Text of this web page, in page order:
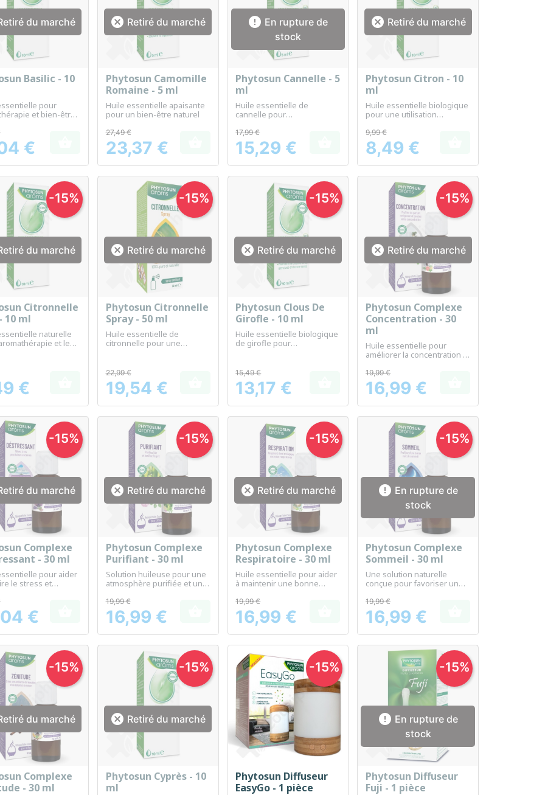
du marché
Aperçu rapide
Basilic - 10
pour
et bien-être
€
 Retiré du marché
Aperçu rapide
Phytosun Camomille
Romaine - 5 ml
Huile essentielle apaisante
pour un bien-être naturel
Prix
27,49 €
23,37 €
 En rupture de
stock
Aperçu rapide
Phytosun Cannelle - 5
ml
Huile essentielle de
cannelle pour
Prix
17,99 €
15,29 €
 Retiré du marché
Aperçu rapide
Phytosun Citron - 10
ml
Huile essentielle biologique
pour une utilisation
aromathérapie
Prix
9,99 €
8,49 €
du marché
Aperçu rapide
Citronnelle
10 ml
naturelle
et le
€
-15%
 Retiré du marché
Aperçu rapide
Phytosun Citronnelle
Spray - 50 ml
Huile essentielle de
citronnelle pour une
Prix
22,99 €
19,54 €
-15%
 Retiré du marché
Aperçu rapide
Phytosun Clous De
Girofle - 10 ml
Huile essentielle biologique
de girofle pour
Prix
15,49 €
13,17 €
-15%
 Retiré du marché
Aperçu rapide
Phytosun Complexe
Concentration - 30
ml
Huile essentielle pour
améliorer la concentration et
Prix
19,99 €
16,99 €
-15%
du marché
Aperçu rapide
Complexe
- 30 ml
pour aider
le stress et
€
-15%
 Retiré du marché
Aperçu rapide
Phytosun Complexe
Purifiant - 30 ml
Solution huileuse pour une
atmosphère purifiée et un
Prix
19,99 €
16,99 €
-15%
 Retiré du marché
Aperçu rapide
Phytosun Complexe
Respiratoire - 30 ml
Huile essentielle pour aider
à maintenir une bonne
Prix
19,99 €
16,99 €
-15%
 En rupture de
stock
Aperçu rapide
Phytosun Complexe
Sommeil - 30 ml
Une solution naturelle
conçue pour favoriser un
Prix
19,99 €
16,99 €
-15%
du marché
Aperçu rapide
Complexe
- 30 ml
-15%
 Retiré du marché
Aperçu rapide
Phytosun Cyprès - 10
ml
-15%
Aperçu rapide
Phytosun Diffuseur
EasyGo - 1 pièce
-15%
 En rupture de
stock
Aperçu rapide
Phytosun Diffuseur
Fuji - 1 pièce
-15%